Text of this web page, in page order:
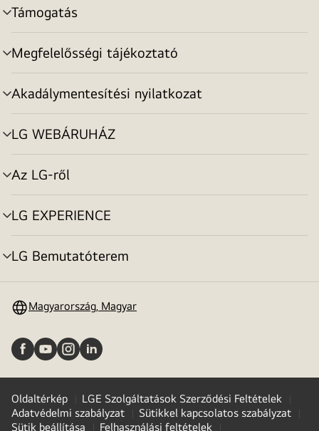
Támogatás
menu
toggle
Megfelelősségi tájékoztató
menu
toggle
Akadálymentesítési nyilatkozat
menu
toggle
LG WEBÁRUHÁZ
menu
toggle
Az LG-ről
menu
toggle
LG EXPERIENCE
menu
toggle
LG Bemutatóterem
menu
Magyarország, Magyar
Oldaltérkép
LGE Szolgáltatások Szerződési Feltételek
Adatvédelmi szabályzat
Sütikkel kapcsolatos szabályzat
Sütik beállítása
Felhasználási feltételek